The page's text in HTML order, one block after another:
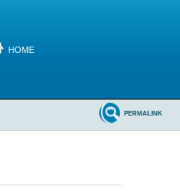
HOME
PERMALINK